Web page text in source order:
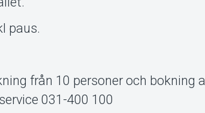
paus.
från 10 personer och bokning
031-400 100